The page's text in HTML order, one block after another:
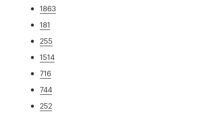
1863
181
255
1514
716
744
252